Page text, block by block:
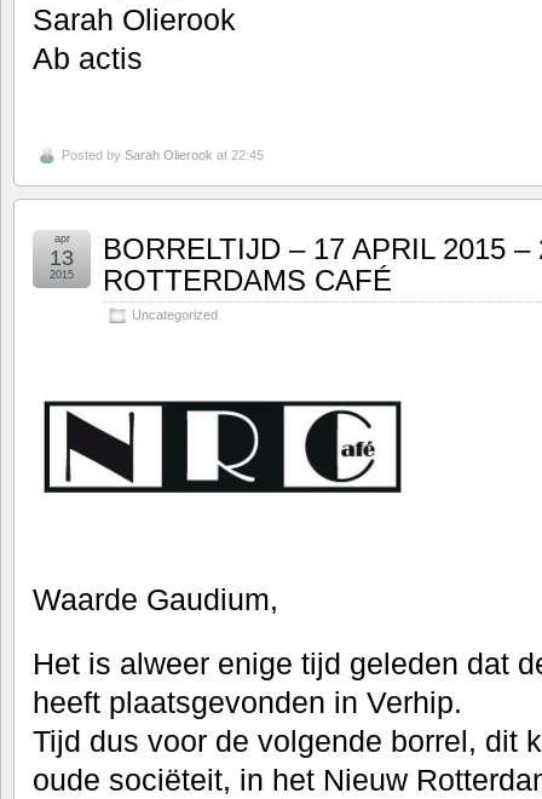
Sarah Olierook
Ab actis
Posted by Sarah Olierook at 22:45
BORRELTIJD – 17 APRIL 2015
ROTTERDAMS CAFÉ
Uncategorized
apr
13
2015
Waarde Gaudium,
Het is alweer enige tijd geleden dat
heeft plaatsgevonden in Verhip.
Tijd dus voor de volgende borrel, dit
oude sociëteit, in het Nieuw